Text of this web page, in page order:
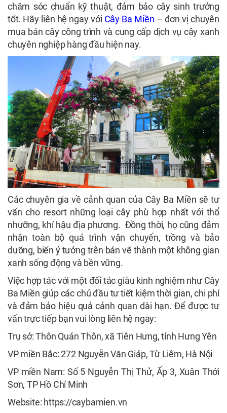
chăm sóc chuẩn kỹ thuật, đảm bảo cây sinh trưởng
tốt. Hãy liên hệ ngay với Cây Ba Miền – đơn vị chuyên
mua bán cây công trình và cung cấp dịch vụ cây xanh
chuyên nghiệp hàng đầu hiện nay.
Các chuyên gia về cảnh quan của Cây Ba Miền sẽ tư
vấn cho resort những loại cây phù hợp nhất với thổ
nhưỡng, khí hậu địa phương. Đồng thời, họ cũng đảm
nhận toàn bộ quá trình vận chuyển, trồng và bảo
dưỡng, biến ý tưởng trên bản vẽ thành một không gian
xanh sống động và bền vững.
Việc hợp tác với một đối tác giàu kinh nghiệm như Cây
Ba Miền giúp các chủ đầu tư tiết kiệm thời gian, chi phí
và đảm bảo hiệu quả cảnh quan dài hạn. Để được tư
vấn trực tiếp bạn vui lòng liên hệ ngay:
Trụ sở: Thôn Quán Thôn, xã Tiên Hưng, tỉnh Hưng Yên
VP miền Bắc: 272 Nguyễn Văn Giáp, Từ Liêm, Hà Nội
VP miền Nam: Số 5 Nguyễn Thị Thử, Ấp 3, Xuân Thới
Sơn, TP Hồ Chí Minh
Website: https://caybamien.vn